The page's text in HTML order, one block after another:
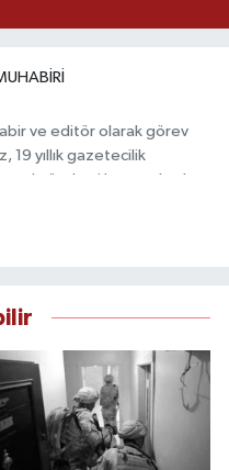
ve editör olarak görev
19 yıllık gazetecilik
gündemi başta olmak
sürece katkı sunan
doğruluk ve etik ilkeler